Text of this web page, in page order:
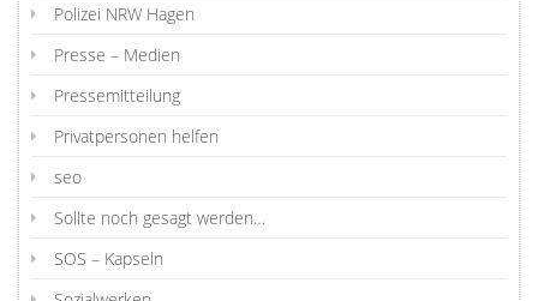
Polizei NRW Hagen
Presse – Medien
Pressemitteilung
Privatpersonen helfen
seo
Sollte noch gesagt werden…
SOS – Kapseln